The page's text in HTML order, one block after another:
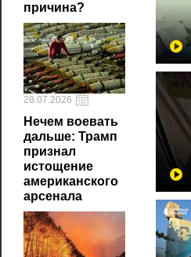
причина?
28.07.2026
Нечем воевать
дальше: Трамп
признал
истощение
американского
арсенала